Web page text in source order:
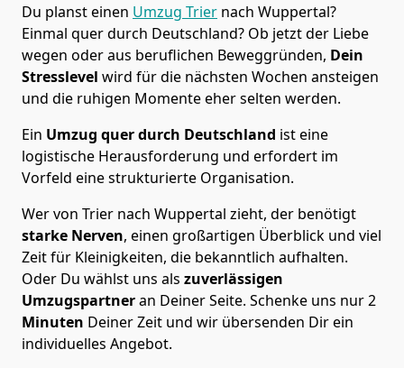
Du planst einen Umzug Trier nach Wuppertal?
Einmal quer durch Deutschland? Ob jetzt der Liebe
wegen oder aus beruflichen Beweggründen, Dein
Stresslevel wird für die nächsten Wochen ansteigen
und die ruhigen Momente eher selten werden.
Ein Umzug quer durch Deutschland ist eine
logistische Herausforderung und erfordert im
Vorfeld eine strukturierte Organisation.
Wer von Trier nach Wuppertal zieht, der benötigt
starke Nerven, einen großartigen Überblick und viel
Zeit für Kleinigkeiten, die bekanntlich aufhalten.
Oder Du wählst uns als zuverlässigen
Umzugspartneran Deiner Seite. Schenke uns nur2
Minuten Deiner Zeit und wir übersenden Dir ein
individuelles Angebot.